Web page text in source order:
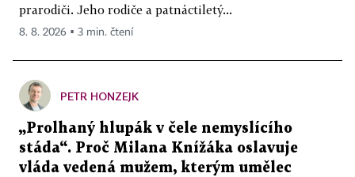
prarodiči. Jeho rodiče a patnáctiletý...
8. 8. 2026 ▪ 3 min. čtení
PETR HONZEJK
„Prolhaný hlupák v čele nemyslícího
stáda“. Proč Milana Knížáka oslavuje
vláda vedená mužem, kterým umělec